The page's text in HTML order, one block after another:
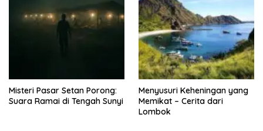
Misteri Pasar Setan Porong:
Suara Ramai di Tengah Sunyi
Menyusuri Keheningan yang
Memikat – Cerita dari
Lombok